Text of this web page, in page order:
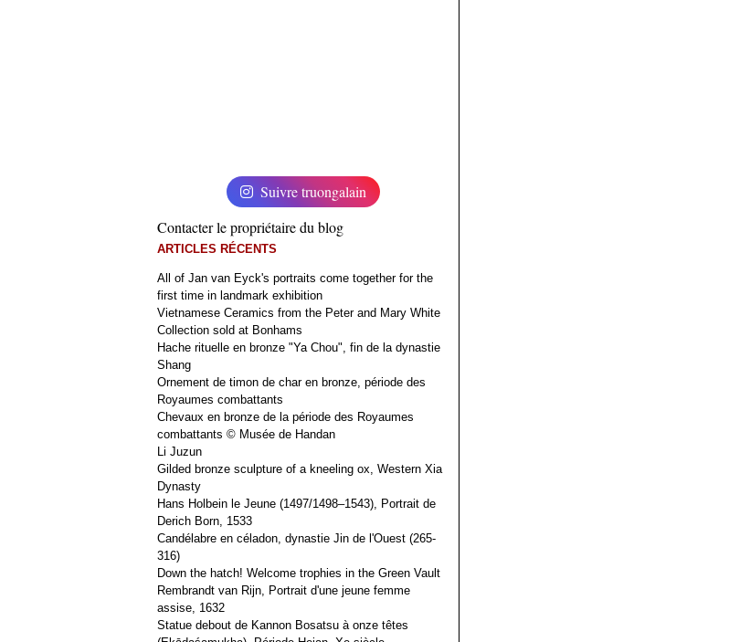
Suivre truongalain
Contacter le propriétaire du blog
ARTICLES RÉCENTS
All of Jan van Eyck's portraits come together for the
first time in landmark exhibition
Vietnamese Ceramics from the Peter and Mary White
Collection sold at Bonhams
Hache rituelle en bronze "Ya Chou", fin de la dynastie
Shang
Ornement de timon de char en bronze, période des
Royaumes combattants
Chevaux en bronze de la période des Royaumes
combattants © Musée de Handan
Li Juzun
Gilded bronze sculpture of a kneeling ox, Western Xia
Dynasty
Hans Holbein le Jeune (1497/1498–1543), Portrait de
Derich Born, 1533
Candélabre en céladon, dynastie Jin de l'Ouest (265-
316)
Down the hatch! Welcome trophies in the Green Vault
Rembrandt van Rijn, Portrait d'une jeune femme
assise, 1632
Statue debout de Kannon Bosatsu à onze têtes